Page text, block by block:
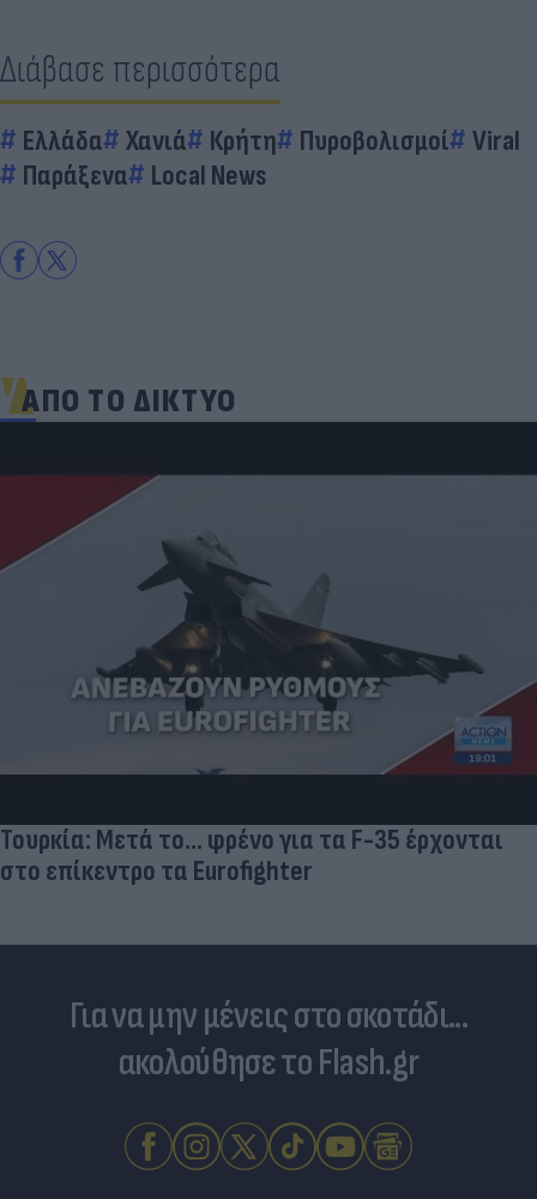
Διάβασε περισσότερα
Ελλάδα Χανιά Κρήτη Πυροβολισμοί
Viral
Παράξενα
Local News
ΑΠΟ ΤΟ ΔΙΚΤΥΟ
Skin dysmorphia: Όταν η εμμονή με το «τέλειο»
δέρμα αποτελεί πρόβλημα ψυχικής υγείας
Για να μην μένεις στο σκοτάδι...
ακολούθησε το Flash.gr